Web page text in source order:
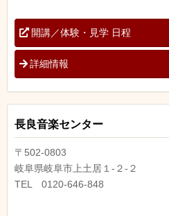
開講／体験・見学 日程
詳細情報
長良音楽センター
〒502-0803
岐阜県岐阜市上土居１-２-２
TEL 0120-646-848